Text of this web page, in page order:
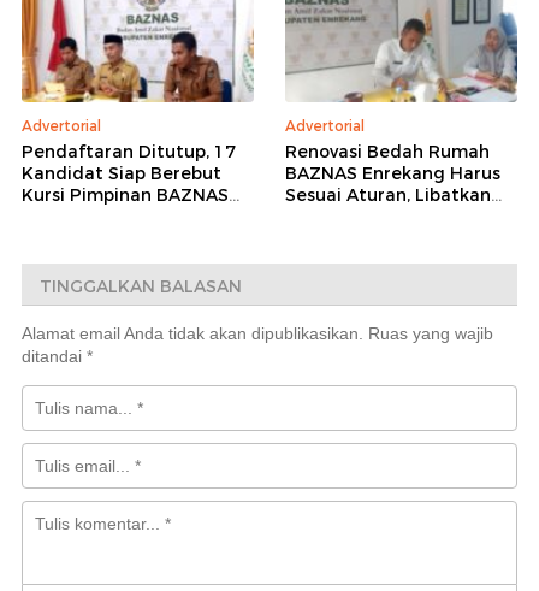
Advertorial
Pendaftaran Ditutup, 17
Kandidat Siap Berebut
Kursi Pimpinan BAZNAS
Advertorial
Renovasi Bedah Rumah
BAZNAS Enrekang Harus
Sesuai Aturan, Libatkan
TINGGALKAN BALASAN
Alamat email Anda tidak akan dipublikasikan.
Ruas yang wajib
ditandai *